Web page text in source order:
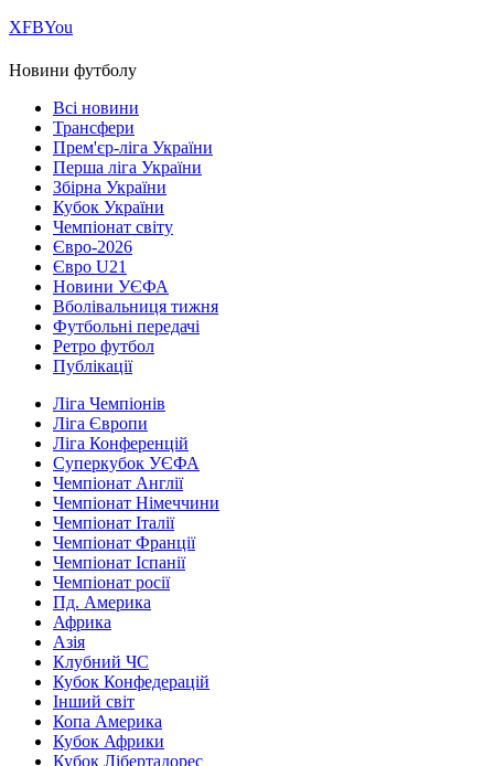
ХFBYou
Новини футболу
Всі новини
Трансфери
Прем'єр-ліга України
Перша ліга України
Збірна України
Кубок України
Чемпіонат світу
Євро-2026
Євро U21
Новини УЄФА
Вболівальниця тижня
Футбольні передачі
Ретро футбол
Публікації
Ліга Чемпіонів
Ліга Європи
Ліга Конференцій
Суперкубок УЄФА
Чемпіонат Англії
Чемпіонат Німеччини
Чемпіонат Італії
Чемпіонат Франції
Чемпіонат Іспанії
Чемпіонат росії
Пд. Америка
Африка
Азія
Клубний ЧС
Кубок Конфедерацій
Інший світ
Копа Америка
Кубок Африки
Кубок Лібертадорес